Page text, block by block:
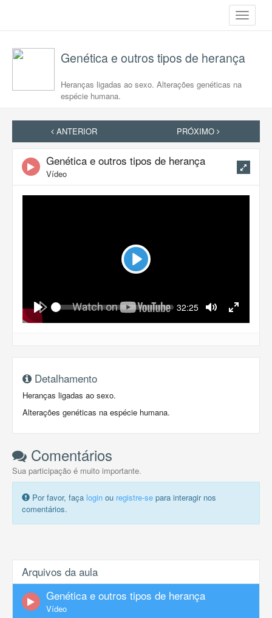
Toggle
Genética e outros tipos de herança
Heranças ligadas ao sexo. Alterações genéticas na
espécie humana.
ANTERIOR PRÓXIMO
Genética e outros tipos de herança
Vídeo
Play
Play
Seek Current
32:25
Mute Fullscreen
Detalhamento
Heranças ligadas ao sexo.
Alterações genéticas na espécie humana.
Comentários
Sua participação é muito importante.
Por favor, faça login ou registre-se para interagir nos
comentários.
Arquivos da aula
Genética e outros tipos de herança
Vídeo